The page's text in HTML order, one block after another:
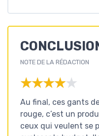
NOTE DE LA RÉDACTION
★★★★★
★★★★★
Au final, ces gants
rouge, c’est un
ceux qui veulent se